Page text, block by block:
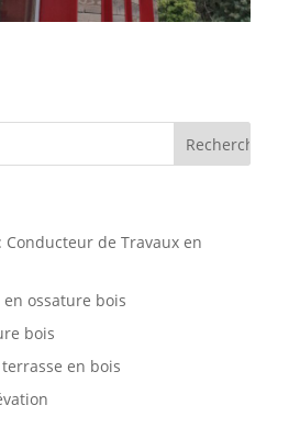
de Travaux en
ossature bois
bois
en bois